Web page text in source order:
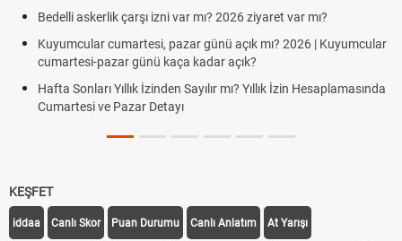
2026 ziyaret var mı?
günü açık mı? 2026 | Kuyumcular
açık?
mı? Yıllık İzin Hesaplamasında
Hazırlık Maçı ve Dostluk
Süper Lig Kaç Hafta ve
Türkiye'de Transfer Dönemi Ne
TFF Yabancı Oyuncu Kuralı
KEŞFET
iddaa Canlı Skor Puan Durumu Canlı Anlatım At Yarışı